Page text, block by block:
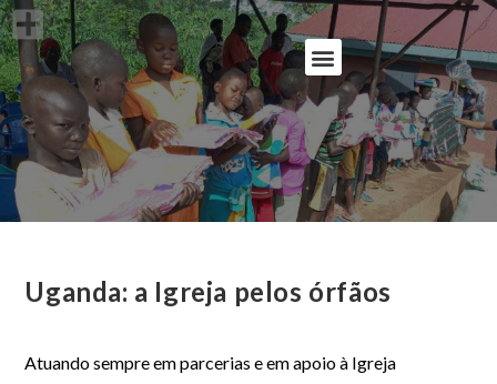
Uganda: a Igreja pelos órfãos
Atuando sempre em parcerias e em apoio à Igreja